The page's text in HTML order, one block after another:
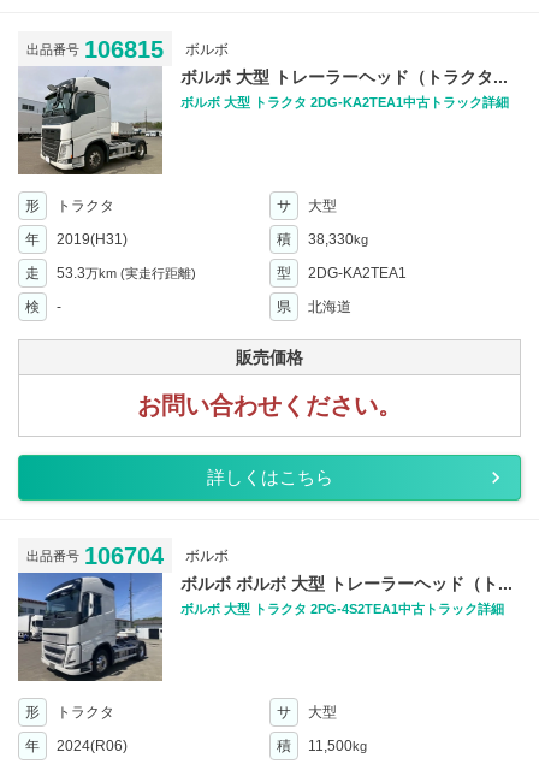
出品番号 106815 ボルボ
ボルボ 大型 トレーラーヘッド（トラクタ...
ボルボ 大型 トラクタ 2DG-KA2TEA1中古トラック詳細
形 トラクタ サ
大型
年
2019(H31) 積 38,330kg
走 53.3万km (実走行距離) 型
2DG-KA2TEA1
検
- 県 北海道
販売価格
お問い合わせください。
詳しくはこちら
出品番号 106704 ボルボ
ボルボ ボルボ 大型 トレーラーヘッド（ト...
ボルボ 大型 トラクタ 2PG-4S2TEA1中古トラック詳細
形 トラクタ サ
大型
年
2024(R06) 積 11,500kg